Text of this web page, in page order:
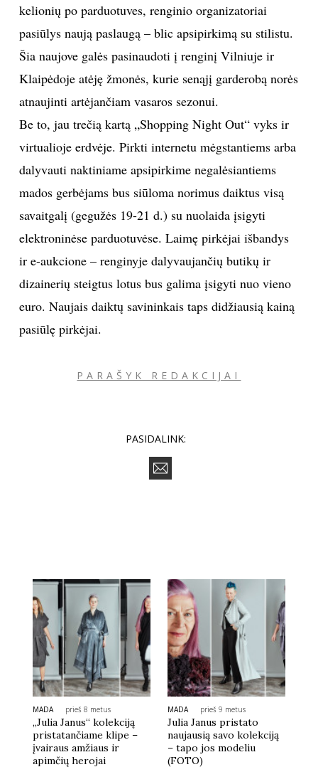
kelionių po parduotuves, renginio organizatoriai
pasiūlys naują paslaugą – blic apsipirkimą su stilistu.
Šia naujove galės pasinaudoti į renginį Vilniuje ir
Klaipėdoje atėję žmonės, kurie senąjį garderobą norės
atnaujinti artėjančiam vasaros sezonui.
Be to, jau trečią kartą „Shopping Night Out“ vyks ir
virtualioje erdvėje. Pirkti internetu mėgstantiems arba
dalyvauti naktiniame apsipirkime negalėsiantiems
mados gerbėjams bus siūloma norimus daiktus visą
savaitgalį (gegužės 19-21 d.) su nuolaida įsigyti
elektroninėse parduotuvėse. Laimę pirkėjai išbandys
ir e-aukcione – renginyje dalyvaujančių butikų ir
dizainerių steigtus lotus bus galima įsigyti nuo vieno
euro. Naujais daiktų savininkais taps didžiausią kainą
pasiūlę pirkėjai.
PARAŠYK REDAKCIJAI
PASIDALINK:
MADA prieš 8 metus
„Julia Janus“ kolekciją
pristatančiame klipe –
įvairaus amžiaus ir
apimčių herojai
MADA prieš 9 metus
Julia Janus pristato
naujausią savo kolekciją
– tapo jos modeliu
(FOTO)